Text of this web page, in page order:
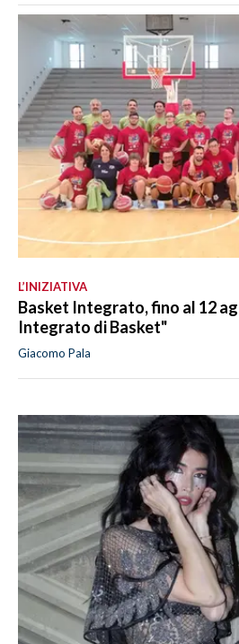
L’INIZIATIVA
Basket Integrato, fino al 12
Integrato di Basket"
Giacomo Pala